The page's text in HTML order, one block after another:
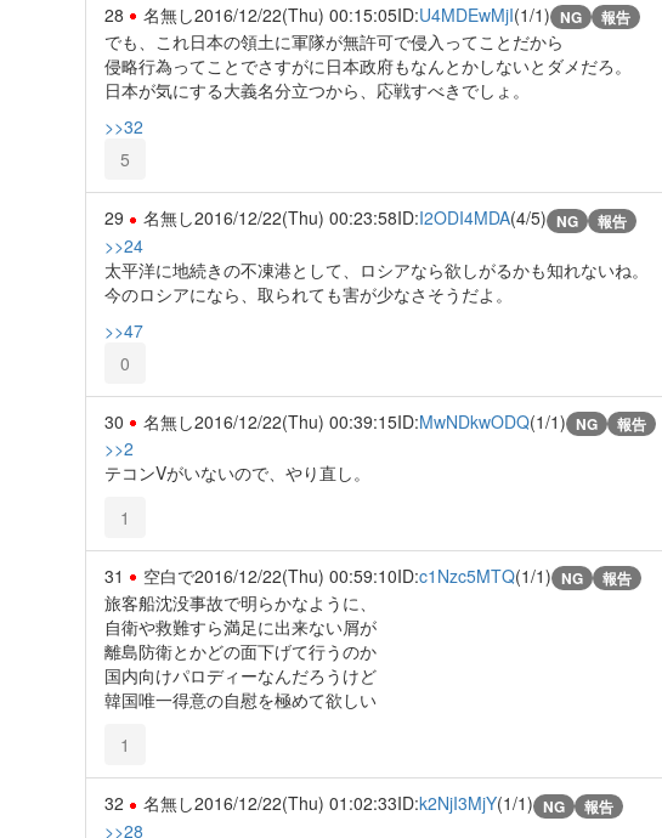
28 名無し2016/12/22(Thu) 00:15:05ID:U4MDEwMjI(1/1) NG 報告
でも、これ日本の領土に軍隊が無許可で侵入ってことだから
侵略行為ってことでさすがに日本政府もなんとかしないとダメだろ。
日本が気にする大義名分立つから、応戦すべきでしょ。
>>32
5
29 名無し2016/12/22(Thu) 00:23:58ID:I2ODI4MDA(4/5) NG 報告
>>24
太平洋に地続きの不凍港として、ロシアなら欲しがるかも知れないね。
今のロシアになら、取られても害が少なさそうだよ。
>>47
0
30 名無し2016/12/22(Thu) 00:39:15ID:MwNDkwODQ(1/1) NG 報告
>>2
テコンVがいないので、やり直し。
1
31 空白で2016/12/22(Thu) 00:59:10ID:c1Nzc5MTQ(1/1) NG 報告
旅客船沈没事故で明らかなように、
自衛や救難すら満足に出来ない屑が
離島防衛とかどの面下げて行うのか
国内向けパロディーなんだろうけど
韓国唯一得意の自慰を極めて欲しい
1
32 名無し2016/12/22(Thu) 01:02:33ID:k2NjI3MjY(1/1) NG 報告
>>28